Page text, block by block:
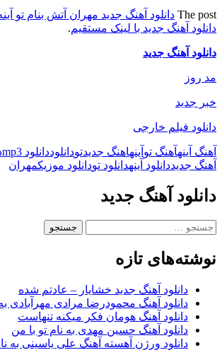
The post دانلود آهنگ جدید مهران آتش بنام تو
دانلود آهنگ جدید با لینک مستقیم.
دانلود آهنگ جدید
مد روز
خبر جدید
دانلود فیلم خارجی
آهنگ آینهآهنگ تو آینهاهنگ جدیدتودانلوددانلود mp3
آهنگ جدیددانلود آینهدانلود تودانلود موزیکمهران
دانلود آهنگ جدید
جستجو
نوشته‌های تازه
دانلود آهنگ جدید خشایار – عادتم شده
دانلود آهنگ محمودرضا مرادی مهرآبادی
دانلود آهنگ هومان فکر میکنه تنهاست
دانلود آهنگ حسین مهدی به نام تو با من
دانلود ورژن آهسته آهنگ علی یاسینی به